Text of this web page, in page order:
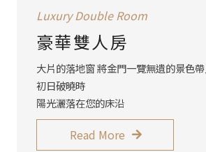
Luxury Double Room
豪華景觀房
大片的落地窗 將金門一覽無遺的景色
初日破曉時
陽光灑落在您的床沿
Read More